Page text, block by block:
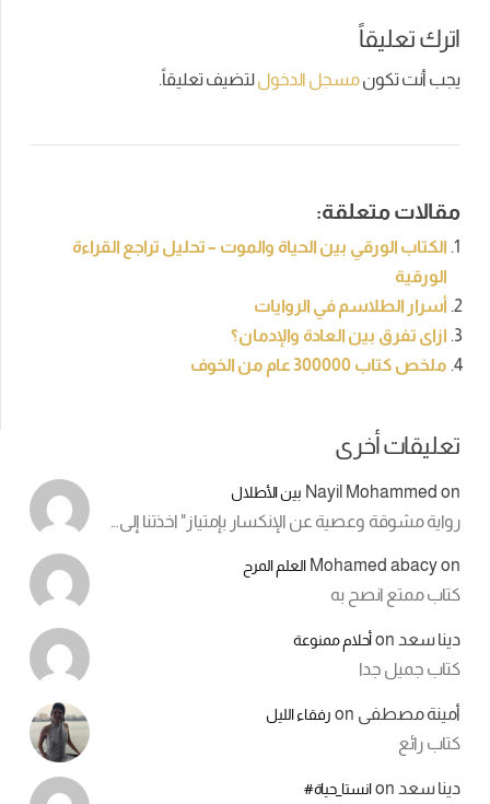
اترك تعليقاً
يجب أنت تكونمسجل الدخوللتضيف تعليقاً.
مقالات متعلقة:
الكتاب الورقي بين الحياة والموت – تحليل تراجع القراءة
الورقية
أسرار الطلاسم في الروايات
ازاى تفرق بين العادة والإدمان؟
ملخص كتاب 300000 عام من الخوف
تعليقات أخرى
Nayil Mohammed on بين الأطلال
رواية مشوقة وعصية عن الإنكسار بإمتياز" اخذتنا إلى…
Mohamed abacyon العلم المرح
كتاب ممتع انصح به
دينا سعد onأحلام ممنوعة
كتاب جميل جدا
أمينة مصطفى on رفقاء الليل
كتاب رائع
دينا سعد onانستا_حياة#